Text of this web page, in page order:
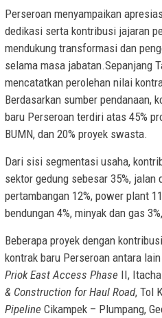
Perseroan menyampaikan
dedikasi serta kontribusi jajaran
mendukung transformasi dan
selama masa jabatan.Sepanjang
mencatatkan perolehan nilai
Berdasarkan sumber pendanaan,
baru Perseroan terdiri atas 45%
BUMN, dan 20% proyek swasta.
Dari sisi segmentasi usaha,
sektor gedung sebesar 35%, jalan
pertambangan 12%, power plant
bendungan 4%, minyak dan gas
Beberapa proyek dengan
kontrak baru Perseroan antara lain
Priok East Access Phase II,
& Construction for Haul Road, Tol
Pipeline Cikampek – Plumpang,